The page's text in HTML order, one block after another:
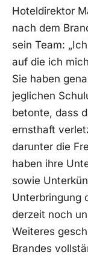
Hoteldirektor
nach dem
sein Team:
auf die ich
Sie haben
jeglichen
betonte, dass
ernsthaft
darunter die
haben ihre
sowie
Unterbringung
derzeit noch
Weiteres
Brandes